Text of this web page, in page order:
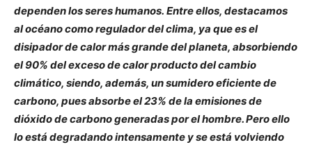
dependen los seres humanos. Entre ellos, destacamos
al océano como regulador del clima, ya que es el
disipador de calor más grande del planeta, absorbiendo
el 90% del exceso de calor producto del cambio
climático, siendo, además, un sumidero eficiente de
carbono, pues absorbe el 23% de la emisiones de
dióxido de carbono generadas por el hombre. Pero ello
lo está degradando intensamente y se está volviendo